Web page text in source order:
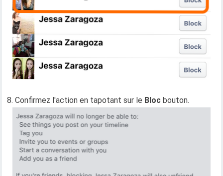
8. Confirmez l'action en tapotant sur le Bloc bouton.